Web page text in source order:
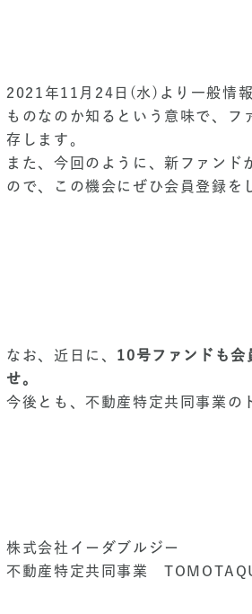
2021年11月24日(水)より一般情
ものなのか知るという意味で、フ
存します。
また、今回のように、新ファン
ので、この機会にぜひ会員登録を
なお、近日に、 10号ファンドも会
せ。
今後とも、不動産特定共同事業の
株式会社イーダブルジー
不動産特定共同事業　